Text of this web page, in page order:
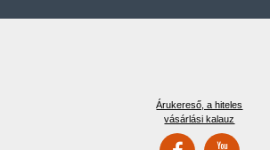
Árukereső, a hiteles
vásárlási kalauz